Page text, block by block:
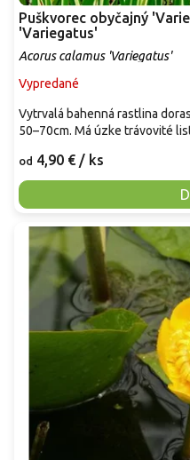
Puškvorec obyčajný
'Variegatus'
Acorus calamus 'Variegatus'
Vypredané
od 4,90 € / ks
Vytrvalá bahenná rastlina
50–70cm. Má úzke trávovité